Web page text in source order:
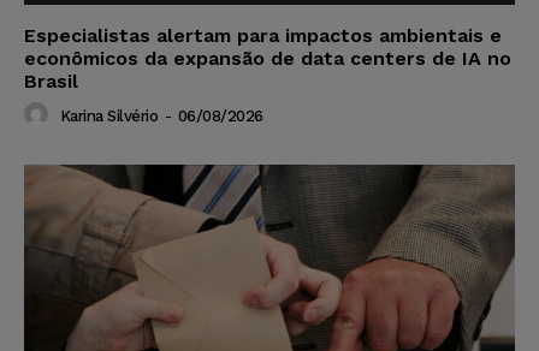
Especialistas alertam para impactos ambientais e
econômicos da expansão de data centers de IA no
Brasil
Karina Silvério - 06/08/2026